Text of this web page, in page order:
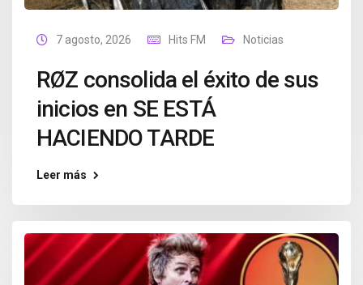
7 agosto, 2026 Hits FM Noticias
RØZ consolida el éxito de sus
inicios en SE ESTÁ
HACIENDO TARDE
Leer más